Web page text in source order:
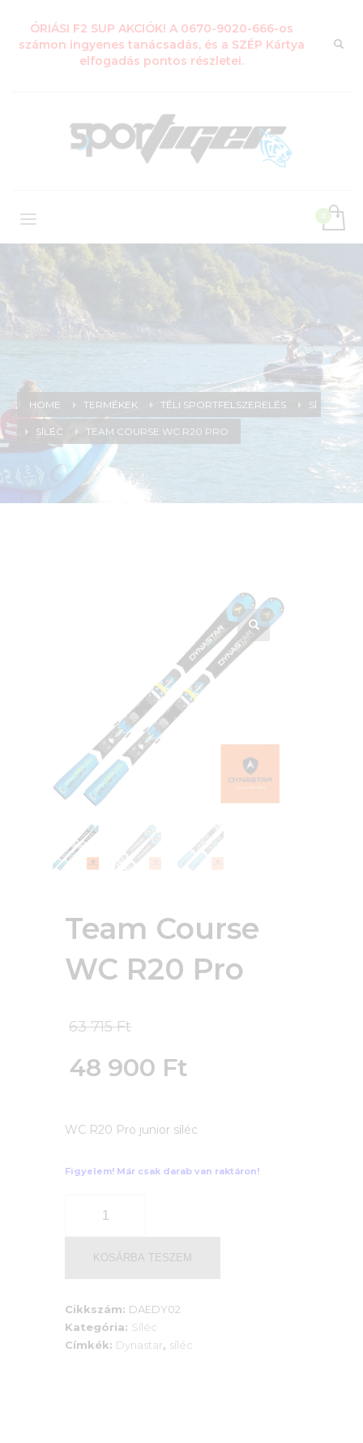
ÓRIÁSI F2 SUP AKCIÓK! A 0670-9020-666-os
számon ingyenes tanácsadás, és a SZÉP Kártya
elfogadás pontos részletei.
HOME TERMÉKEK TÉLI SPORTFELSZERELÉS SÍ
SÍLÉC TEAM COURSE WC R20 PRO
Team Course
WC R20 Pro
63 715Ft
price
63
48 900 Ft
price
is:
WC R20 Pro junior síléc
Figyelem! Már csak darab van raktáron!
Course
KOSÁRBA TESZEM
Cikkszám: DAEDY02
Kategória: Síléc
Címkék: Dynastar, síléc